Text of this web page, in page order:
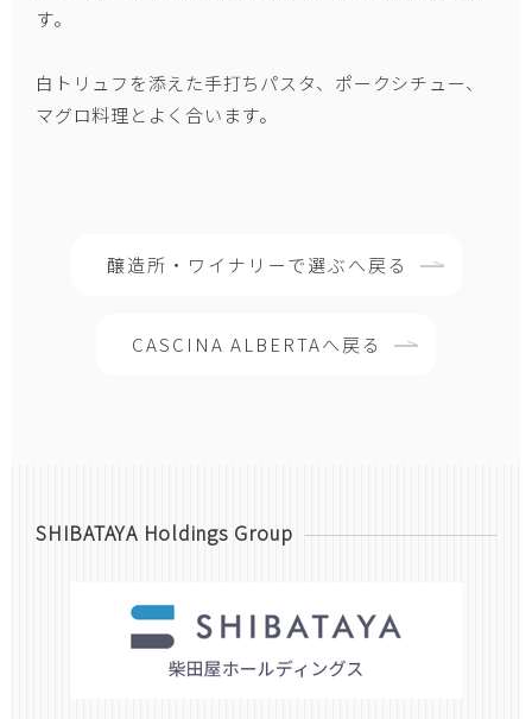
す。
白トリュフを添えた手打ちパスタ、ポークシチュー、
マグロ料理とよく合います。
醸造所・ワイナリーで選ぶへ戻る
CASCINA ALBERTAへ戻る
SHIBATAYA Holdings Group